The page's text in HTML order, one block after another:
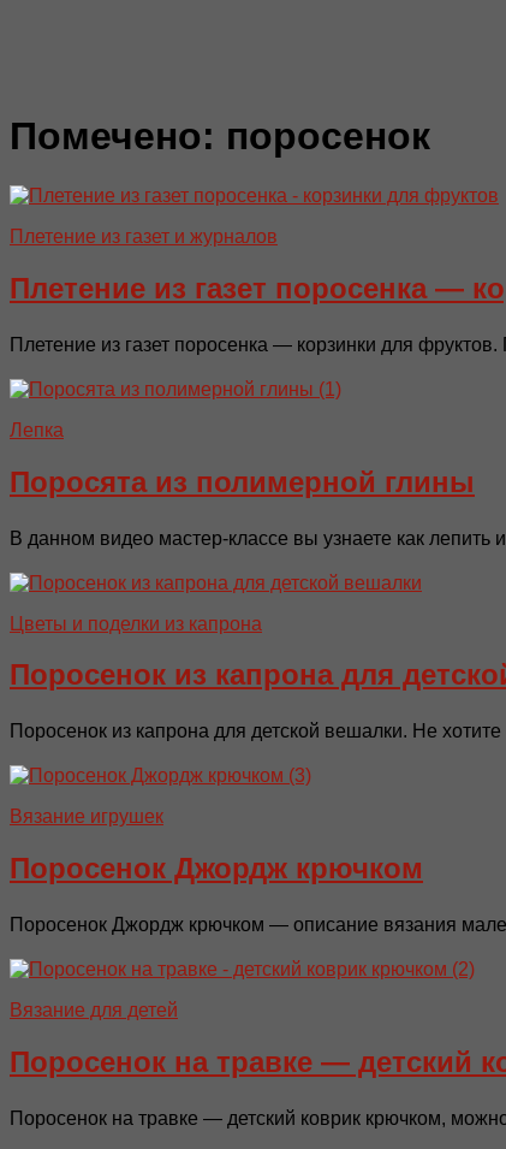
Помечено: поросенок
Плетение из газет и журналов
Плетение из газет поросенка —
Плетение из газет поросенка — корзинки для
Лепка
Поросята из полимерной глины
В данном видео мастер-классе вы узнаете как
Цветы и поделки из капрона
Поросенок из капрона для
Поросенок из капрона для детской вешалки. Не
Вязание игрушек
Поросенок Джордж крючком
Поросенок Джордж крючком — описание вязания
Вязание для детей
Поросенок на травке — детский
Поросенок на травке — детский коврик крючком,